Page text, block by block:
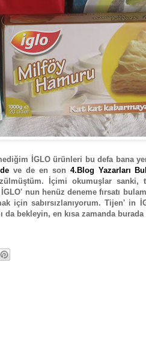
İGLO ürünleri bu defa bana
ve de en son 4.Blog Yazarları
İçimi okumuşlar
İGLO' nun henüz deneme fırsatı
için sabırsızlanıyorum. Tijen' in
da bekleyin, en kısa zamanda